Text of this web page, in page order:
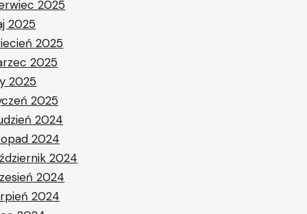
2025
2025
2025
2025
2025
2025
2024
2024
2024
2024
2024